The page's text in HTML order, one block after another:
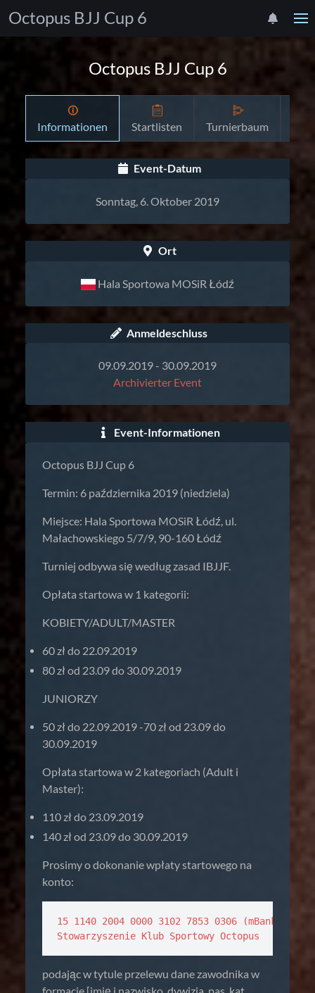
Octopus BJJ Cup 6
Octopus BJJ Cup 6
Informationen Startlisten Turnierbaum
Event-Datum
Sonntag, 6. Oktober 2019
Ort
Hala Sportowa MOSiR Łódź
Anmeldeschluss
09.09.2019 - 30.09.2019
Archivierter Event
Event-Informationen
Octopus BJJ Cup 6
Termin: 6 października 2019 (niedziela)
Miejsce: Hala Sportowa MOSiR Łódź, ul.
Małachowskiego 5/7/9, 90-160 Łódź
Turniej odbywa się według zasad IBJJF.
Opłata startowa w 1 kategorii:
KOBIETY/ADULT/MASTER
60 zł do 22.09.2019
80 zł od 23.09 do 30.09.2019
JUNIORZY
50 zł do 22.09.2019 -70 zł od 23.09 do
30.09.2019
Opłata startowa w 2 kategoriach (Adult i
Master):
110 zł do 23.09.2019
140 zł od 23.09 do 30.09.2019
Prosimy o dokonanie wpłaty startowego na
konto:
15 1140 2004 0000 3102 7853 0306 (mBank)
Stowarzyszenie Klub Sportowy Octopus
podając w tytule przelewu dane zawodnika w